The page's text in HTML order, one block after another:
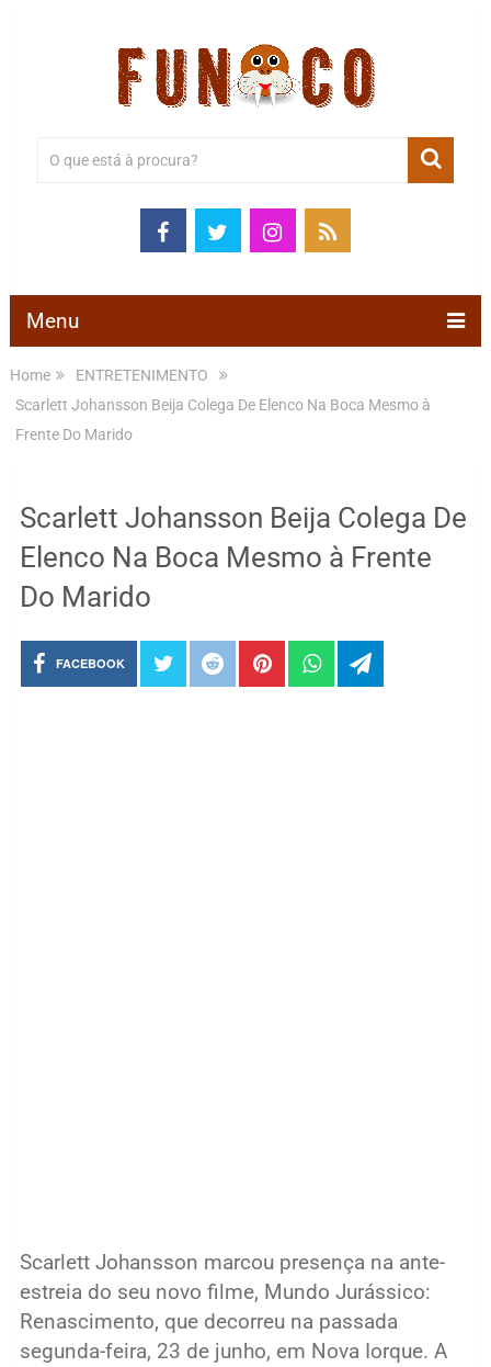
Menu
Home
ENTRETENIMENTO
Scarlett Johansson Beija Colega De Elenco Na Boca Mesmo à
Frente Do Marido
Scarlett Johansson Beija Colega De
Elenco Na Boca Mesmo à Frente
Do Marido
FACEBOOK
Scarlett Johansson marcou presença na ante-
estreia do seu novo filme, Mundo Jurássico:
Renascimento, que decorreu na passada
segunda-feira, 23 de junho, em Nova Iorque. A